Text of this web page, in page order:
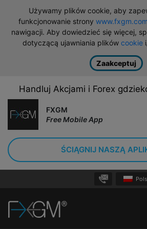
Używamy plików cookie, aby
funkcjonowanie strony
nawigacji. Aby dowiedzieć się więcej,
dotyczącą ujawniania plików cookie
Zaakceptuj
Handluj Akcjami i Forex
FXGM
Free Mobile App
ŚCIĄGNIJ NASZĄ